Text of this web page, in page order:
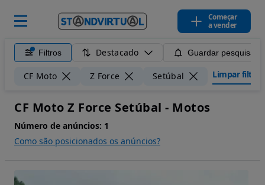
Começar
a vender
Filtros Destacado Guardar pesquisa
CF Moto Z Force Setúbal Limpar filtros
CF Moto Z Force Setúbal - Motos
Número de anúncios: 1
Como são posicionados os anúncios?